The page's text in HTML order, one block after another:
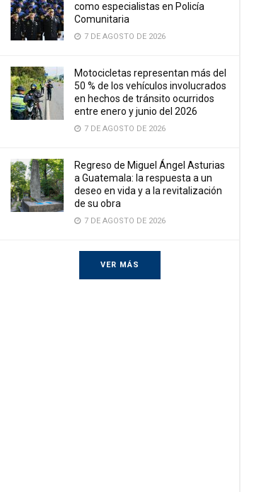
como especialistas en Policía
Comunitaria
7 DE AGOSTO DE 2026
Motocicletas representan más del
50 % de los vehículos involucrados
en hechos de tránsito ocurridos
entre enero y junio del 2026
7 DE AGOSTO DE 2026
Regreso de Miguel Ángel Asturias
a Guatemala: la respuesta a un
deseo en vida y a la revitalización
de su obra
7 DE AGOSTO DE 2026
VER MÁS